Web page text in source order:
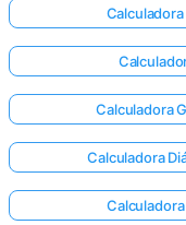
Calculadora
Calculadora